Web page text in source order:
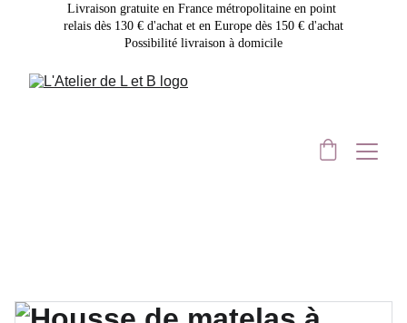
Livraison gratuite en France métropolitaine en point
relais dès 130 € d'achat et en Europe dès 150 € d'achat
Possibilité livraison à domicile